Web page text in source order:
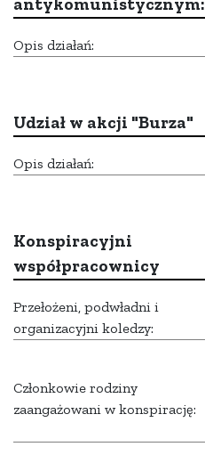
antykomunistycznym:
Opis działań:
Udział w akcji "Burza"
Opis działań:
Konspiracyjni
współpracownicy
Przełożeni, podwładni i
organizacyjni koledzy:
Członkowie rodziny
zaangażowani w konspirację: